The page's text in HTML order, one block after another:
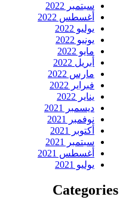
سبتمبر 2022
أغسطس 2022
يوليو 2022
يونيو 2022
مايو 2022
أبريل 2022
مارس 2022
فبراير 2022
يناير 2022
ديسمبر 2021
نوفمبر 2021
أكتوبر 2021
سبتمبر 2021
أغسطس 2021
يوليو 2021
Categories